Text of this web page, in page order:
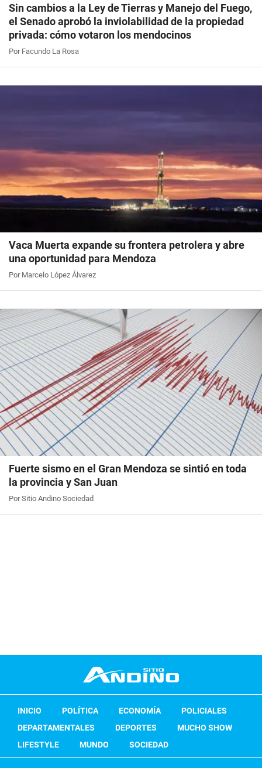
Sin cambios a la Ley de Tierras y Manejo del Fuego,
el Senado aprobó la inviolabilidad de la propiedad
privada: cómo votaron los mendocinos
Por Facundo La Rosa
Vaca Muerta expande su frontera petrolera y abre
una oportunidad para Mendoza
Por Marcelo López Álvarez
Fuerte sismo en el Gran Mendoza se sintió en toda
la provincia y San Juan
Por Sitio Andino Sociedad
INICIO POLÍTICA ECONOMÍA
POLICIALES
DEPARTAMENTALES
DEPORTES
MUCHO SHOW
LIFESTYLE
MUNDO SOCIEDAD